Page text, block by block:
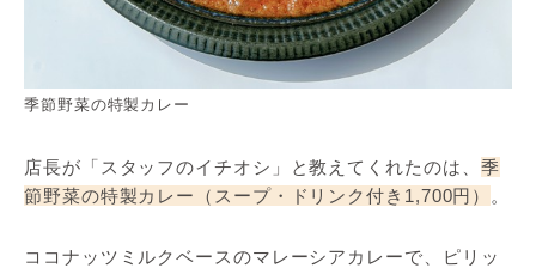
季節野菜の特製カレー
店長が「スタッフのイチオシ」と教えてくれたのは、 季
節野菜の特製カレー（スープ・ドリンク付き1,700円） 。
ココナッツミルクベースのマレーシアカレーで、ピリッ